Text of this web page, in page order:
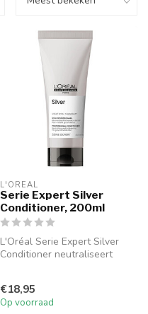
L'ORÉAL
Serie Expert Silver
Conditioner, 200ml
L'Oréal Serie Expert Silver
Conditioner neutraliseert
€18,95
Op voorraad